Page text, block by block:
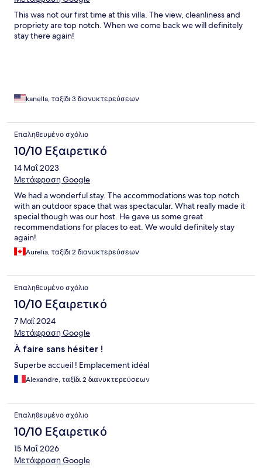
This was not our first time at this villa. The view, cleanliness and
propriety are top notch. When we come back we will definitely
stay there again!
kanella, ταξίδι 3 διανυκτερεύσεων
Επαληθευμένο σχόλιο
10/10 Εξαιρετικό
14 Μαΐ 2023
Μετάφραση Google
We had a wonderful stay. The accommodations was top notch
with an outdoor space that was spectacular. What really made it
special though was our host. He gave us some great
recommendations for places to eat. We would definitely stay
again!
Aurelia, ταξίδι 2 διανυκτερεύσεων
Επαληθευμένο σχόλιο
10/10 Εξαιρετικό
7 Μαΐ 2024
Μετάφραση Google
À faire sans hésiter !
Superbe accueil ! Emplacement idéal
Alexandre, ταξίδι 2 διανυκτερεύσεων
Επαληθευμένο σχόλιο
10/10 Εξαιρετικό
15 Μαΐ 2026
Μετάφραση Google